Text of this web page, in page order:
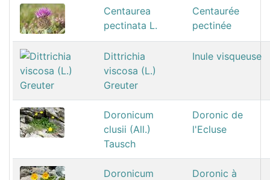
Centaurea
pectinata L.
Centaurée
pectinée
Dittrichia
viscosa (L.)
Greuter
Inule visqueuse
Doronicum
clusii (All.)
Tausch
Doronic de
l'Ecluse
Doronicum
Doronic à